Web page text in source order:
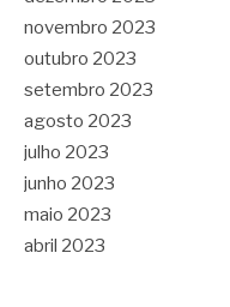
novembro 2023
outubro 2023
setembro 2023
agosto 2023
julho 2023
junho 2023
maio 2023
abril 2023